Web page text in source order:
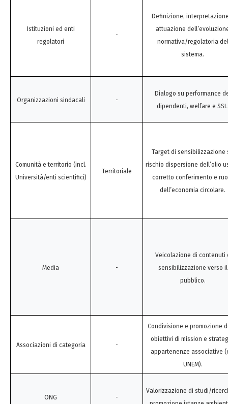
Istituzioni ed enti
regolatori
-
Definizione,
attuazione
normativa/regolatoria del
sistema.
Organizzazioni sindacali -
Dialogo su performance
dipendenti, welfare e
Comunità e territorio (incl.
Università/enti scientifici)
Territoriale
Target di sensibilizzazione
rischio dispersione dell’olio
corretto conferimento e
dell’economia circolare.
Media -
Veicolazione di contenuti
sensibilizzazione verso il
pubblico.
Associazioni di categoria -
Condivisione e promozione
obiettivi di mission e
appartenenze associative
UNEM).
ONG -
Valorizzazione di studi/